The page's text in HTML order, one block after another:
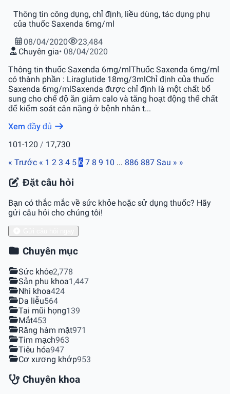
Thông tin công dụng, chỉ định, liều dùng, tác dụng phụ
của thuốc Saxenda 6mg/ml
08/04/2020
23,484
Chuyên gia• 08/04/2020
Thông tin thuốc Saxenda 6mg/mlThuốc Saxenda 6mg/ml
có thành phần : Liraglutide 18mg/3mlChỉ định của thuốc
Saxenda 6mg/mlSaxenda được chỉ định là một chất bổ
sung cho chế độ ăn giảm calo và tăng hoạt động thể chất
để kiểm soát cân nặng ở bệnh nhân t...
Xem đầy đủ
101-120 / 17,730
« Trước « 1 2 3 4 5 6 7 8 9 10 ... 886 887 Sau » »
Đặt câu hỏi
Bạn có thắc mắc về sức khỏe hoặc sử dụng thuốc? Hãy
gửi câu hỏi cho chúng tôi!
Chuyên mục
Sức khỏe2,778
Sản phụ khoa1,447
Nhi khoa424
Da liễu564
Tai mũi họng139
Mắt453
Răng hàm mặt971
Tim mạch963
Tiêu hóa947
Cơ xương khớp953
Chuyên khoa